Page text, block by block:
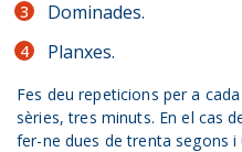
Dominades.
Planxes.
Fes deu repeticions per a
sèries, tres minuts. En el cas
fer-ne dues de trenta segons i